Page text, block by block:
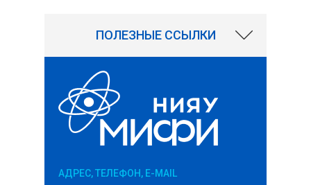
ПОЛЕЗНЫЕ ССЫЛКИ
АДРЕС, ТЕЛЕФОН, E-MAIL